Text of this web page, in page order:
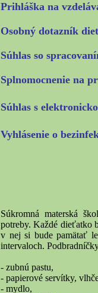
Prihláška na
Osobný dotazník
Súhlas so
Splnomocnenie na
Súhlas s
Vyhlásenie o
Súkromná materská
potreby. Každé dieťatko
v nej si bude pamätať
intervaloch.
- zubnú pastu,
- papierové servítky,
- mydlo,